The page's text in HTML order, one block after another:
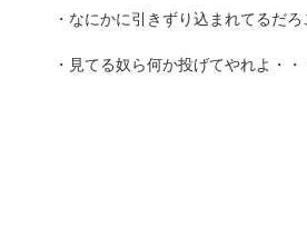
・なにかに引きずり込まれてるだ
・見てる奴ら何か投げてやれよ・・